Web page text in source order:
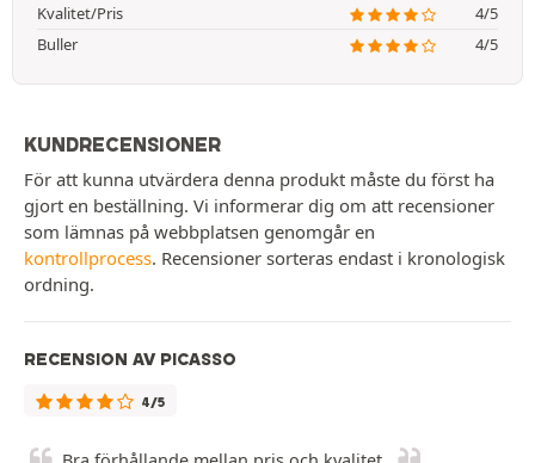
Kvalitet/Pris
4/5
Buller
4/5
KUNDRECENSIONER
För att kunna utvärdera denna produkt måste du först ha
gjort en beställning. Vi informerar dig om att recensioner
som lämnas på webbplatsen genomgår en
kontrollprocess. Recensioner sorteras endast i kronologisk
ordning.
RECENSION AV PICASSO
4/5